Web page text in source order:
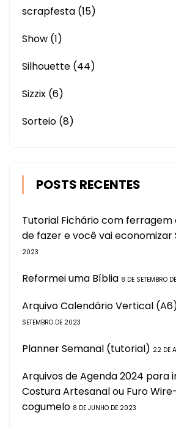
scrapfesta (15)
Show (1)
Silhouette (44)
Sizzix (6)
Sorteio (8)
POSTS RECENTES
Tutorial Fichário com ferragem
de fazer e você vai economizar
2023
Reformei uma Bíblia 8 DE SETEMBRO
Arquivo Calendário Vertical
SETEMBRO DE 2023
Planner Semanal (tutorial) 22 DE
Arquivos de Agenda 2024 para
Costura Artesanal ou Furo
cogumelo 8 DE JUNHO DE 2023